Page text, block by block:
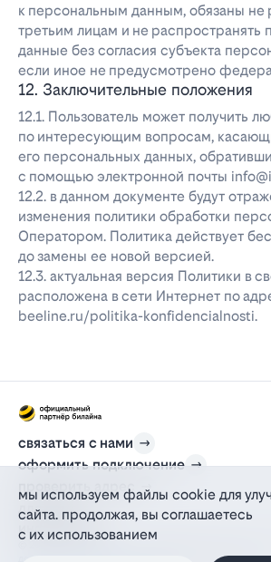
к персональным данным, обязаны не
третьим лицам и не распространять
данные без согласия субъекта
если иное не предусмотрено
12. Заключительные положения
12.1. Пользователь может получить
по интересующим вопросам,
его персональных данных,
с помощью электронной почты
12.2. в данном документе будут
изменения политики обработки
Оператором. Политика действует
до замены ее новой версией.
12.3. актуальная версия Политики в
расположена в сети Интернет по
beeline.ru/politika-konfidencialnosti.
связаться с нами
оформить подключение
проверить адрес
для дома
информация
действующий на основании агентского договора
мы используем файлы cookie для
сайта. продолжая, вы соглашаетесь
с их использованием